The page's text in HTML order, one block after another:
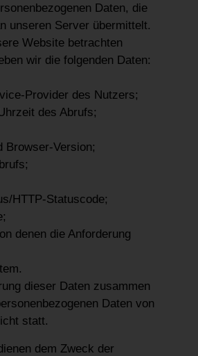
Daten, die
unseren Server übermittelt.
Website betrachten
wir die folgenden Daten:
Provider des Nutzers;
des Abrufs;
Browser-Version;
HTTP-Statuscode;
denen die Anforderung
dieser Daten zusammen
Daten von
statt.
dem Zweck der